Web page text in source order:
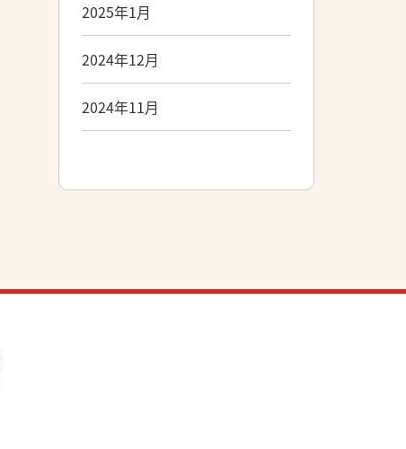
2025年1月
2024年12月
2024年11月